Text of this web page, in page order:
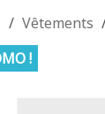
Vêtements
!